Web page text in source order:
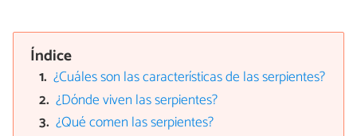
Índice
¿Cuáles son las características de las serpientes?
¿Dónde viven las serpientes?
¿Qué comen las serpientes?